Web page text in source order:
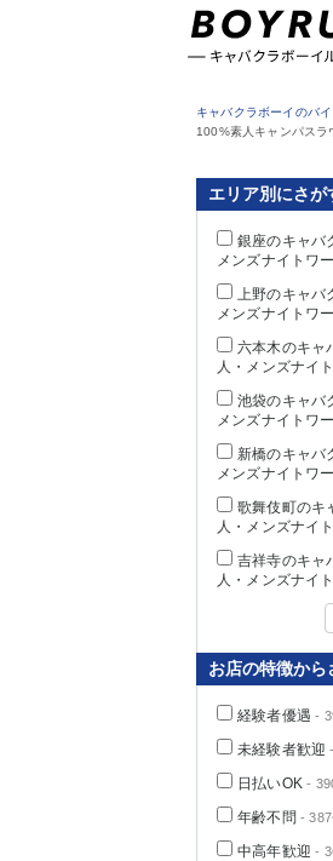
キャバクラボーイのバ
100%素人キャンパス
エリア別にさが
銀座のキャバ
メンズナイトワ
上野のキャバ
メンズナイトワ
六本木のキャ
人・メンズナイ
池袋のキャバ
メンズナイトワ
新橋のキャバ
メンズナイトワ
歌舞伎町のキ
人・メンズナイ
吉祥寺のキャ
人・メンズナイ
お店の特徴から
経験者優遇 -
未経験者歓迎
日払いOK -
年齢不問 -
中高年歓迎 -